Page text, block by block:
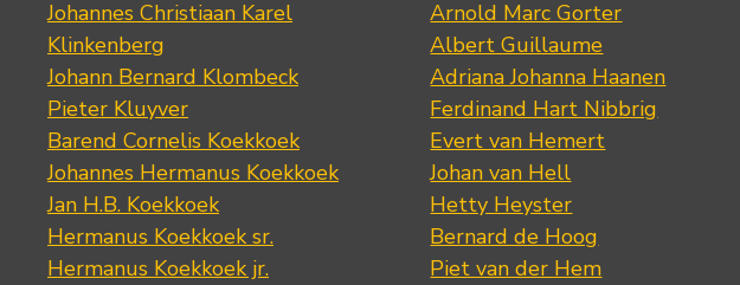
Johannes Christiaan Karel
Klinkenberg
Johann Bernard Klombeck
Pieter Kluyver
Barend Cornelis Koekkoek
Johannes Hermanus Koekkoek
Jan H.B. Koekkoek
Hermanus Koekkoek sr.
Hermanus Koekkoek jr.
Arnold Marc Gorter
Albert Guillaume
Adriana Johanna Haanen
Ferdinand Hart Nibbrig
Evert van Hemert
Johan van Hell
Hetty Heyster
Bernard de Hoog
Piet van der Hem